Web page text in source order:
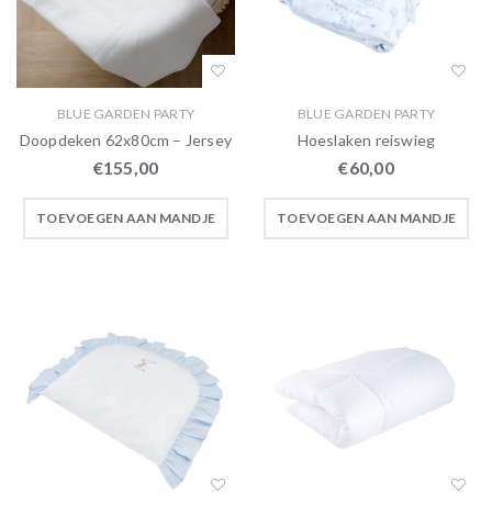
BLUE GARDEN PARTY
Doopdeken 62x80cm – Jersey
€155,00
TOEVOEGEN AAN MANDJE
BLUE GARDEN PARTY
Hoeslaken reiswieg
€60,00
TOEVOEGEN AAN MANDJE